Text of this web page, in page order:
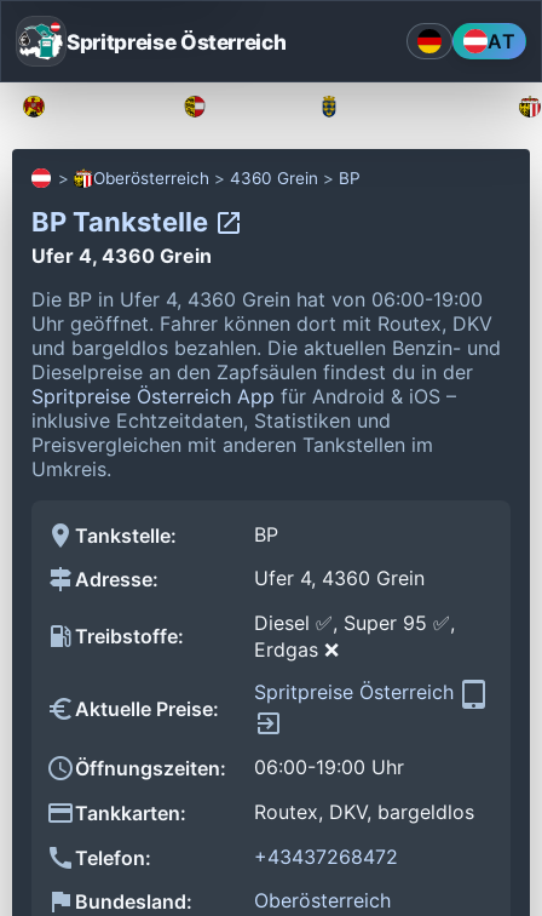
Spritpreise Österreich AT
Oberösterreich 4360 Grein BP
BP Tankstelle
Ufer 4, 4360 Grein
Die BP in Ufer 4, 4360 Grein hat von 06:00-19:00
Uhr geöffnet. Fahrer können dort mit Routex, DKV
und bargeldlos bezahlen. Die aktuellen Benzin- und
Dieselpreise an den Zapfsäulen findest du in der
Spritpreise Österreich App für Android & iOS –
inklusive Echtzeitdaten, Statistiken und
Preisvergleichen mit anderen Tankstellen im
Umkreis.
Tankstelle:
BP
Adresse:
Ufer 4, 4360 Grein
Treibstoffe:
Diesel ✅, Super 95 ✅,
Erdgas ❌
Aktuelle Preise:
Spritpreise Österreich
Öffnungszeiten:
06:00-19:00 Uhr
Tankkarten:
Routex, DKV, bargeldlos
Telefon:
+43437268472
Bundesland:
Oberösterreich